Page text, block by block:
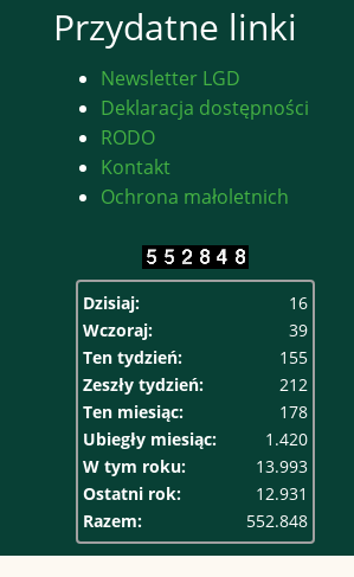
Przydatne linki
Newsletter LGD
Deklaracja dostępności
RODO
Kontakt
Ochrona małoletnich
Dzisiaj:
16
Wczoraj:
39
Ten tydzień:
155
Zeszły tydzień:
212
Ten miesiąc:
178
Ubiegły miesiąc:
1.420
W tym roku:
13.993
Ostatni rok:
12.931
Razem:
552.848